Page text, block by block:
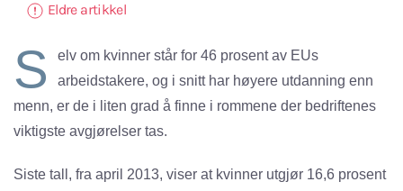
Eldre artikkel
S
elv om kvinner står for 46 prosent av EUs
arbeidstakere, og i snitt har høyere utdanning enn
menn, er de i liten grad å finne i rommene der bedriftenes
viktigste avgjørelser tas.
Siste tall, fra april 2013, viser at kvinner utgjør 16,6 prosent